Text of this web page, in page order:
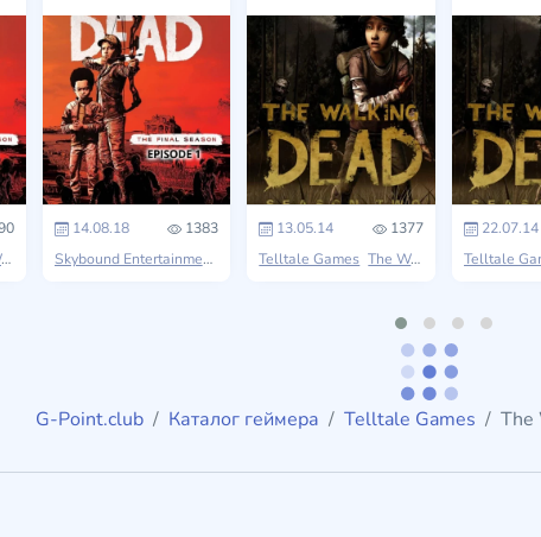
14.08.18
1383
Skybound Entertainment
The Walking Dead
13.05.14
1377
Telltale Games The Walking Dead
22.07.14
Telltale
G-Point.club Каталог геймера Telltale Games The